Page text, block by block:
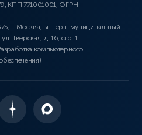
КПП 771001001, ОГРН
г. Москва, вн.тер.г. муниципальный
Тверская, д. 16, стр. 1
компьютерного